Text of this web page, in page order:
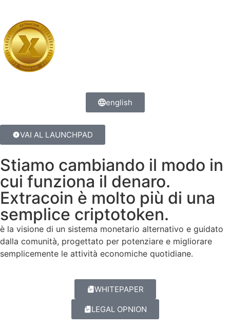
english
VAI AL LAUNCHPAD
Stiamo cambiando il modo in
cui funziona il denaro.
Extracoin è molto più di una
semplice criptotoken.
è la visione di un sistema monetario alternativo e guidato
dalla comunità, progettato per potenziare e migliorare
semplicemente le attività economiche quotidiane.
WHITEPAPER
LEGAL OPNION